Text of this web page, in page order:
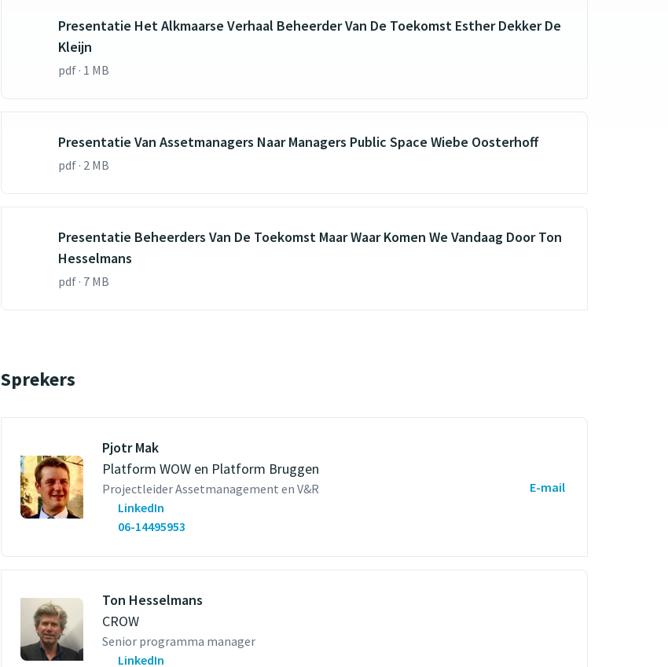
Presentatie Het Alkmaarse Verhaal Beheerder Van De Toekomst Esther Dekker De
Kleijn
pdf · 1 MB
Presentatie Van Assetmanagers Naar Managers Public Space Wiebe Oosterhoff
pdf · 2 MB
Presentatie Beheerders Van De Toekomst Maar Waar Komen We Vandaag Door Ton
Hesselmans
pdf · 7 MB
Sprekers
Pjotr Mak
Platform WOW en Platform Bruggen
Projectleider Assetmanagement en V&R
LinkedIn
06-14495953
E-mail
Ton Hesselmans
CROW
Senior programma manager
LinkedIn